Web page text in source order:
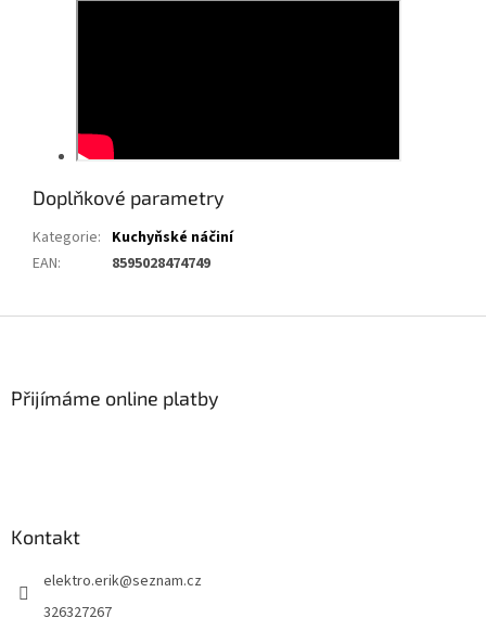
Doplňkové parametry
Kategorie: Kuchyňské náčiní
EAN: 8595028474749
Přijímáme online platby
Kontakt
elektro.erik@seznam.cz
326327267